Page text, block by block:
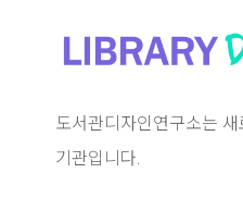
도서관디자인연구소는
기관입니다.